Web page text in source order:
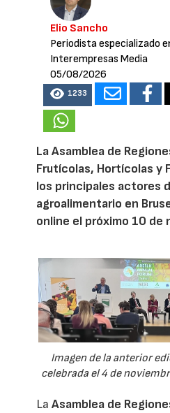
Elio Sancho
Periodista especializado
Interempresas Media
05/08/2026
1233
La Asamblea de
Frutícolas, Hortícolas y
los principales actores
agroalimentario en
online el próximo 10 de
Imagen de la anterior
celebrada el 4 de
LaAsamblea de